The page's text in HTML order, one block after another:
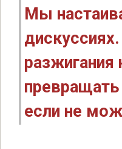
Мы
превращать
если не